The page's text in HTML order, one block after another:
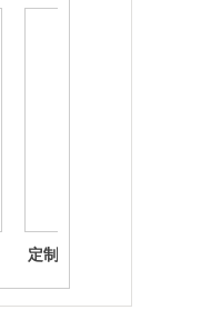
定制异形异型不规则形状强